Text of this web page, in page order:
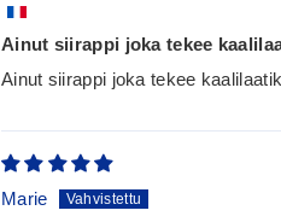
Ainut siirappi joka tekee
Ainut siirappi joka tekee
Marie